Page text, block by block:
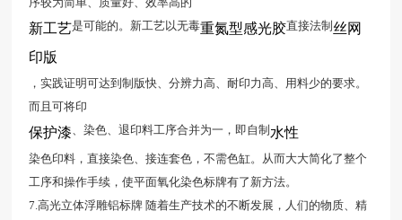
新工艺是可能的。新工艺以无毒重氮型感光胶直接法制 丝网
印版
，实践证明可达到制版快、分辨力高、耐印力高、用料少的要求。
而且可将印
保护漆 、染色、退印料工序合并为一，即自制 水性
染色印料，直接染色、接连套色，不需色缸。从而大大简化了整个
工序和操作手续，使平面氧化染色标牌有了新方法。
7.高光立体浮雕铝标牌 随着生产技术的不断发展，人们的物质、精